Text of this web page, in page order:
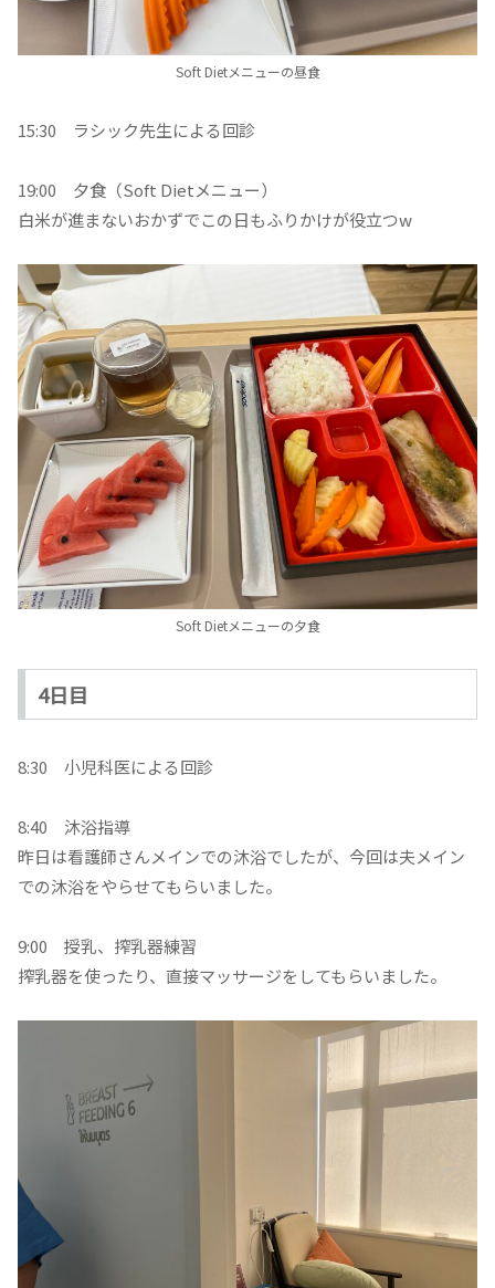
Soft Dietメニューの昼食
15:30 ラシック先生による回診
19:00 夕食（Soft Dietメニュー）
白米が進まないおかずでこの日もふりかけが役立つw
Soft Dietメニューの夕食
4日目
8:30 小児科医による回診
8:40 沐浴指導
昨日は看護師さんメインでの沐浴でしたが、今回は夫メイン
での沐浴をやらせてもらいました。
9:00 授乳、搾乳器練習
搾乳器を使ったり、直接マッサージをしてもらいました。